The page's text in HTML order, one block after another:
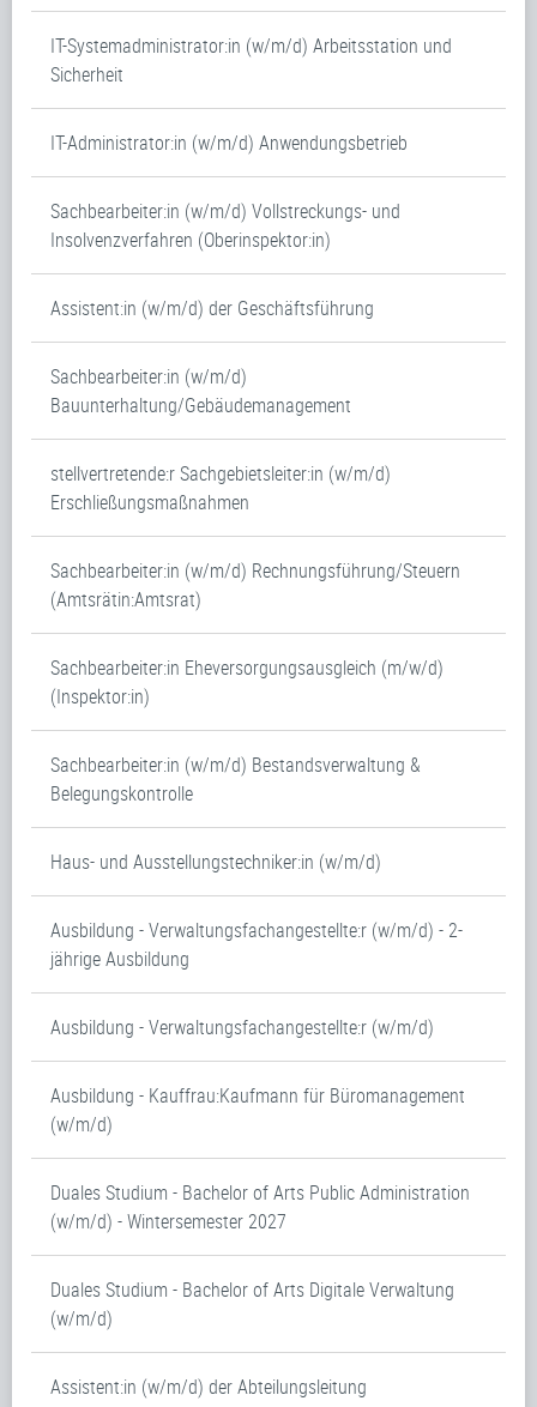
IT-Systemadministrator:in (w/m/d) Arbeitsstation und
Sicherheit
IT-Administrator:in (w/m/d) Anwendungsbetrieb
Sachbearbeiter:in (w/m/d) Vollstreckungs- und
Insolvenzverfahren (Oberinspektor:in)
Assistent:in (w/m/d) der Geschäftsführung
Sachbearbeiter:in (w/m/d)
Bauunterhaltung/Gebäudemanagement
stellvertretende:r Sachgebietsleiter:in (w/m/d)
Erschließungsmaßnahmen
Sachbearbeiter:in (w/m/d) Rechnungsführung/Steuern
(Amtsrätin:Amtsrat)
Sachbearbeiter:in Eheversorgungsausgleich (m/w/d)
(Inspektor:in)
Sachbearbeiter:in (w/m/d) Bestandsverwaltung &
Belegungskontrolle
Haus- und Ausstellungstechniker:in (w/m/d)
Ausbildung - Verwaltungsfachangestellte:r (w/m/d) - 2-
jährige Ausbildung
Ausbildung - Verwaltungsfachangestellte:r (w/m/d)
Ausbildung - Kauffrau:Kaufmann für Büromanagement
(w/m/d)
Duales Studium - Bachelor of Arts Public Administration
(w/m/d) - Wintersemester 2027
Duales Studium - Bachelor of Arts Digitale Verwaltung
(w/m/d)
Assistent:in (w/m/d) der Abteilungsleitung